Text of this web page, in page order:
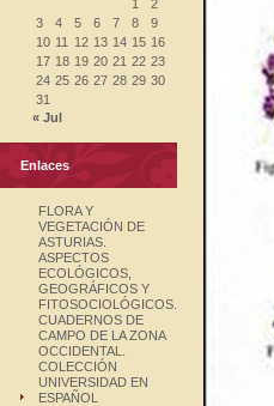
1
2
3
4 5 6 7 8
9
10 11 12 13 14 15 16
17 18 19 20 21 22 23
24 25 26 27 28 29 30
31
« Jul
Enlaces
FLORA Y
VEGETACIÓN DE
ASTURIAS.
ASPECTOS
ECOLÓGICOS,
GEOGRÁFICOS Y
FITOSOCIOLÓGICOS.
CUADERNOS DE
CAMPO DE LA ZONA
OCCIDENTAL.
COLECCIÓN
UNIVERSIDAD EN
ESPAÑOL